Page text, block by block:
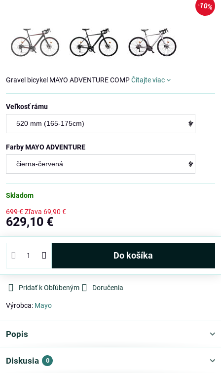
10%
Gravel bicykel MAYO ADVENTURE COMPČítajte viac
Veľkosť rámu
Farby MAYO ADVENTURE
Skladom
699 €Zľava 69,90 €
629,10 €
Do košíka
Pridať k Obľúbeným Doručenia
Výrobca: Mayo
Popis
Diskusia 0